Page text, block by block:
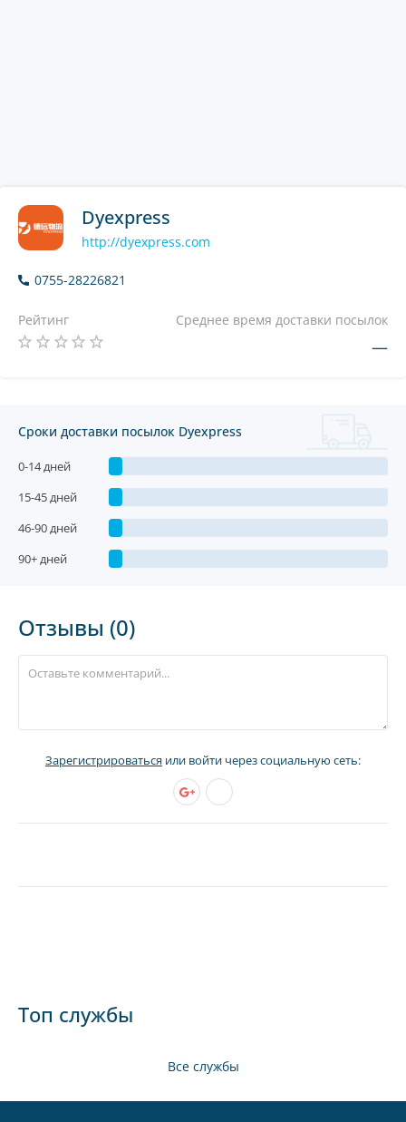
Dyexpress
http://dyexpress.com
0755-28226821
Рейтинг Среднее время доставки посылок
—
Сроки доставки посылок Dyexpress
0-14 дней
15-45 дней
46-90 дней
90+ дней
Отзывы (0)
Зарегистрироваться или войти через социальную сеть:
Топ службы
Все службы